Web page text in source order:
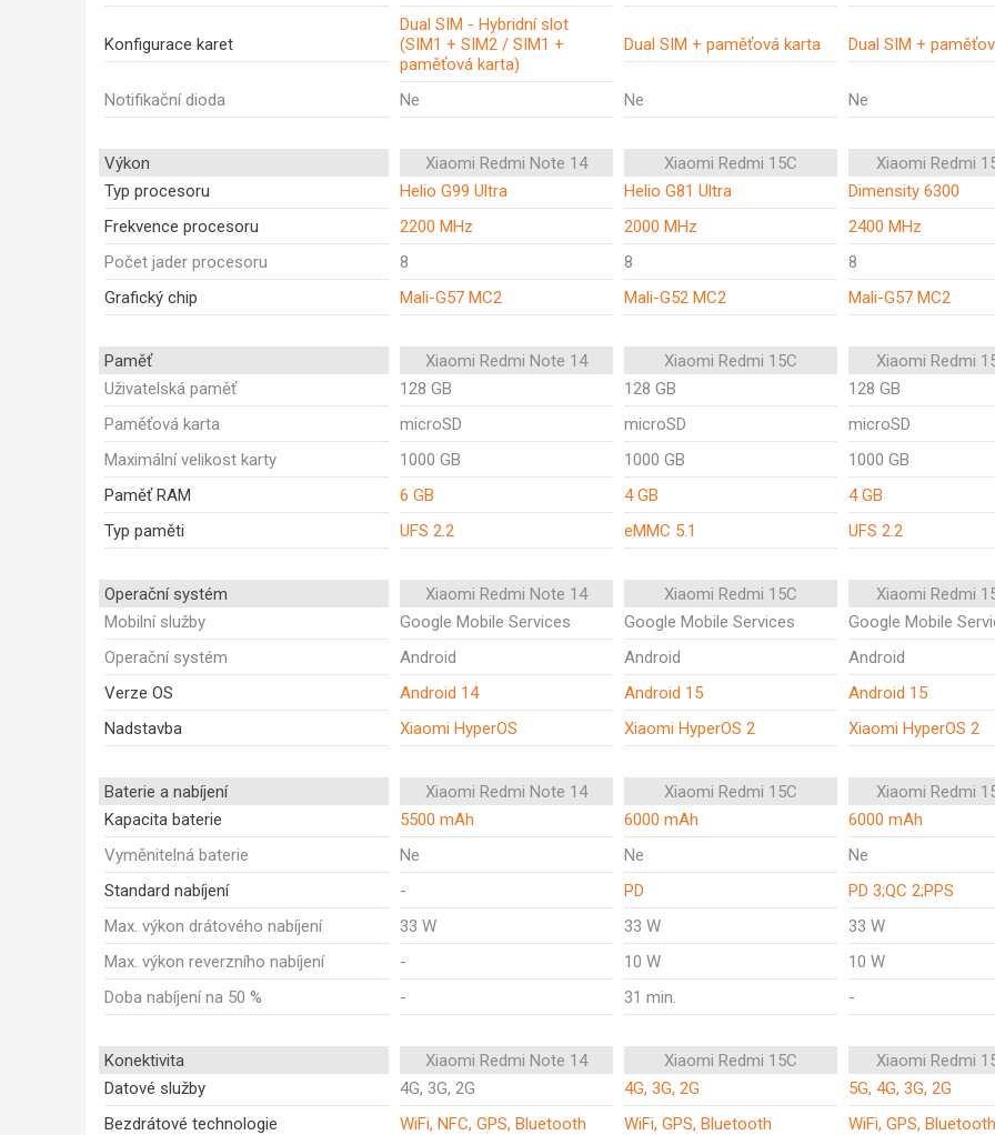
Konfigurace karet
Dual SIM - Hybridní slot
(SIM1 + SIM2 / SIM1 +
paměťová karta)
Dual SIM + paměťová karta Dual SIM +
Notifikační dioda Ne Ne Ne
Výkon Xiaomi Redmi Note 14 Xiaomi Redmi 15C
Xiaomi Redmi
Typ procesoru
Helio G99 Ultra Helio G81 Ultra
Dimensity 6300
Frekvence procesoru
2200 MHz 2000 MHz
2400 MHz
Počet jader procesoru
8 8
8
Grafický chip
Mali-G57 MC2 Mali-G52 MC2 Mali-G57 MC2
Paměť Xiaomi Redmi Note 14 Xiaomi Redmi 15C
Xiaomi Redmi
Uživatelská paměť
128 GB 128 GB
128 GB
Paměťová karta
microSD microSD
microSD
Maximální velikost karty
1000 GB 1000 GB
1000 GB
Paměť RAM
6 GB 4 GB
4 GB
Typ paměti
UFS 2.2 eMMC 5.1 UFS 2.2
Operační systém Xiaomi Redmi Note 14 Xiaomi Redmi 15C
Xiaomi Redmi
Mobilní služby
Google Mobile Services Google Mobile Services
Google Mobile
Operační systém
Android Android
Android
Verze OS
Android 14 Android 15
Android 15
Nadstavba
Xiaomi HyperOS Xiaomi HyperOS 2 Xiaomi HyperOS 2
Baterie a nabíjení Xiaomi Redmi Note 14 Xiaomi Redmi 15C
Xiaomi Redmi
Kapacita baterie
5500 mAh 6000 mAh
6000 mAh
Vyměnitelná baterie
Ne Ne
Ne
Standard nabíjení
- PD
PD 3;QC 2;PPS
Max. výkon drátového nabíjení
33 W 33 W
33 W
Max. výkon reverzního nabíjení
- 10 W
10 W
Doba nabíjení na 50 %
- 31 min. -
Konektivita Xiaomi Redmi Note 14 Xiaomi Redmi 15C
Xiaomi Redmi
Datové služby
4G, 3G, 2G 4G, 3G, 2G
5G, 4G, 3G, 2G
Bezdrátové technologie
WiFi, NFC, GPS, Bluetooth WiFi, GPS, Bluetooth
WiFi, GPS,